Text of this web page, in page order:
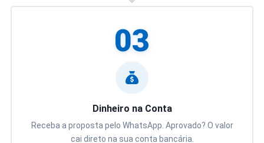
03
Dinheiro na Conta
Receba a proposta pelo WhatsApp. Aprovado? O valor
cai direto na sua conta bancária.